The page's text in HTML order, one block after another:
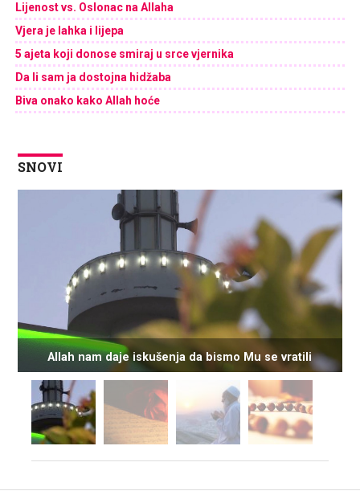
Lijenost vs. Oslonac na Allaha
Vjera je lahka i lijepa
5 ajeta koji donose smiraj u srce vjernika
Da li sam ja dostojna hidžaba
Biva onako kako Allah hoće
SNOVI
Allah nam daje iskušenja da bismo Mu se vratili